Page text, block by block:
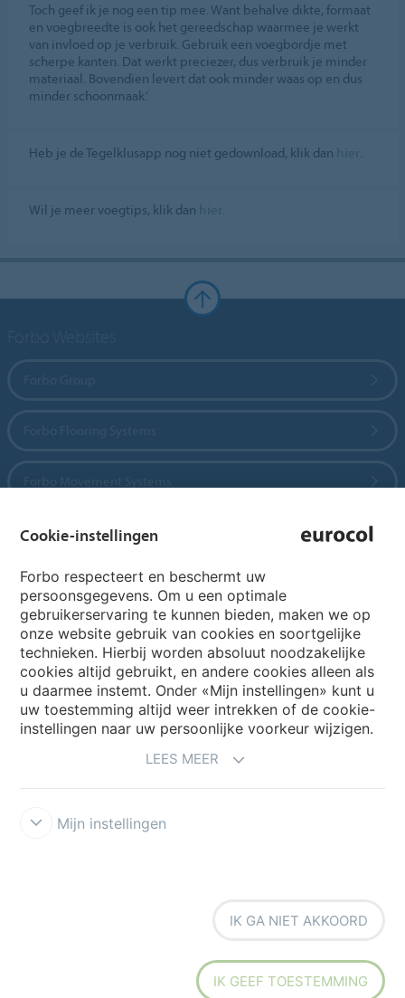
Toch geef ik je nog een tip mee. Want behalve dikte, formaat
en voegbreedte is ook het gereedschap waarmee je werkt
van invloed op je verbruik. Gebruik een voegbordje met
scherpe kanten. Dat werkt preciezer, dus verbruik je minder
materiaal. Bovendien levert dat ook minder waas op en dus
minder schoonmaak.’
Heb je de Tegelklusapp nog niet gedownload, klik dan .
Wil je meer voegtips, klik dan .
Choose your country
My Forbo
Archief webinars
Archief webinars architecten
Cookie-instellingen
Forbo respecteert en beschermt uw
persoonsgegevens. Om u een optimale
gebruikerservaring te kunnen bieden, maken we op
onze website gebruik van cookies en soortgelijke
technieken. Hierbij worden absoluut noodzakelijke
cookies altijd gebruikt, en andere cookies alleen als
u daarmee instemt. Onder «Mijn instellingen» kunt u
uw toestemming altijd weer intrekken of de cookie-
instellingen naar uw persoonlijke voorkeur wijzigen.
LEES MEER
Mijn instellingen
IK GA NIET AKKOORD
IK GEEF TOESTEMMING